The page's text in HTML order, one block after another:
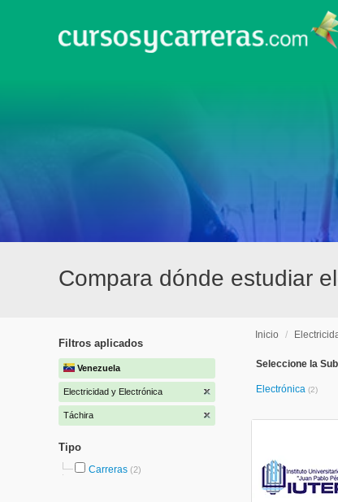
Compara dónde estudiar
Filtros aplicados
Venezuela
Electricidad y Electrónica
Táchira
Tipo
Carreras (2)
Inicio /
Seleccione la
Electrónica (2)